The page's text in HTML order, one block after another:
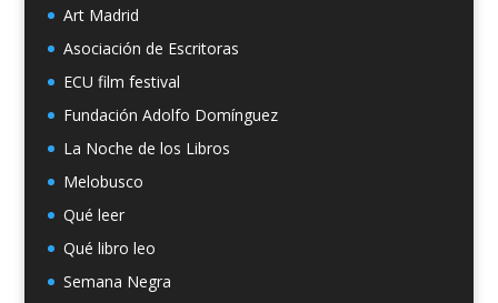
Art Madrid
Asociación de Escritoras
ECU film festival
Fundación Adolfo Domínguez
La Noche de los Libros
Melobusco
Qué leer
Qué libro leo
Semana Negra